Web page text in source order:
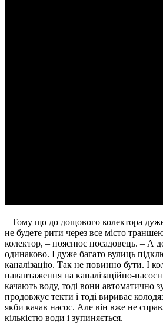
– Тому що до дощового колектора дуже
не будете рити через все місто
колектор, – пояснює посадовець. – А
одинаково. І дуже багато вулиць
каналізацію. Так не повинно бути. І
навантаження на каналізаційно-
качають воду, тоді вони автоматично
продовжує текти і тоді вириває
якби качав насос. Але він вже не
кількістю води і зупиняється.